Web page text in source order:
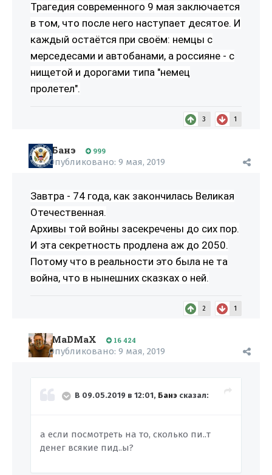
Трагедия современного 9 мая заключается
в том, что после него наступает десятое. И
каждый остаётся при своём: немцы с
мерседесами и автобанами, а россияне - с
нищетой и дорогами типа "немец
пролетел".
3 1
Банэ 999
Опубликовано: 9 мая, 2019
Завтра - 74 года, как закончилась Великая
Отечественная.
Архивы той войны засекречены до сих пор.
И эта секретность продлена аж до 2050.
Потому что в реальности это была не та
война, что в нынешних сказках о ней.
2 1
MaDMaX 16 424
Опубликовано: 9 мая, 2019
В 09.05.2019 в 12:01, Банэ сказал:
а если посмотреть на то, сколько пи..т
денег всякие пид..ы?